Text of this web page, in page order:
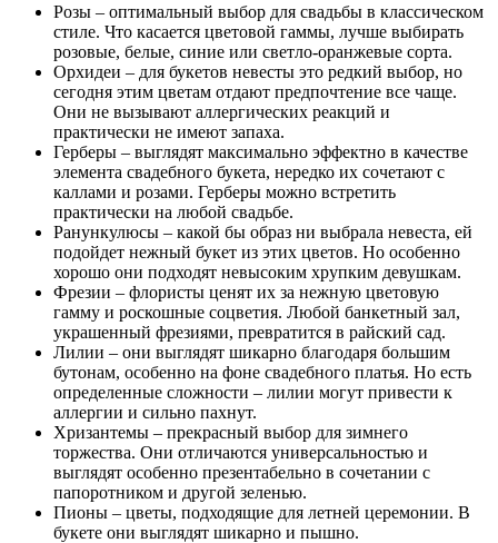
Розы – оптимальный выбор для свадьбы в классическом
стиле. Что касается цветовой гаммы, лучше выбирать
розовые, белые, синие или светло-оранжевые сорта.
Орхидеи – для букетов невесты это редкий выбор, но
сегодня этим цветам отдают предпочтение все чаще.
Они не вызывают аллергических реакций и
практически не имеют запаха.
Герберы – выглядят максимально эффектно в качестве
элемента свадебного букета, нередко их сочетают с
каллами и розами. Герберы можно встретить
практически на любой свадьбе.
Ранункулюсы – какой бы образ ни выбрала невеста, ей
подойдет нежный букет из этих цветов. Но особенно
хорошо они подходят невысоким хрупким девушкам.
Фрезии – флористы ценят их за нежную цветовую
гамму и роскошные соцветия. Любой банкетный зал,
украшенный фрезиями, превратится в райский сад.
Лилии – они выглядят шикарно благодаря большим
бутонам, особенно на фоне свадебного платья. Но есть
определенные сложности – лилии могут привести к
аллергии и сильно пахнут.
Хризантемы – прекрасный выбор для зимнего
торжества. Они отличаются универсальностью и
выглядят особенно презентабельно в сочетании с
папоротником и другой зеленью.
Пионы – цветы, подходящие для летней церемонии. В
букете они выглядят шикарно и пышно.